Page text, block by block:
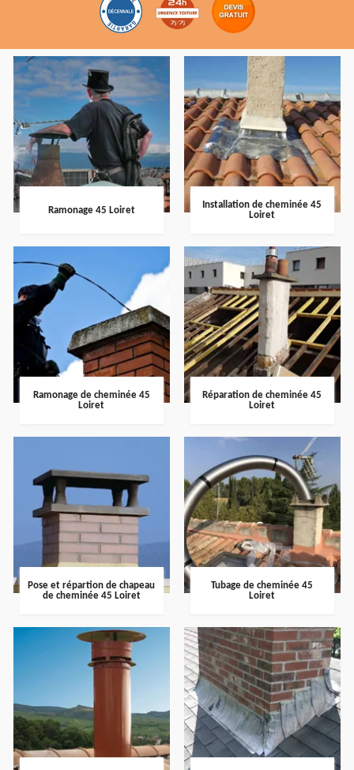
Ramonage 45 Loiret
Installation de cheminée 45
Loiret
Ramonage de cheminée 45
Loiret
Réparation de cheminée 45
Loiret
Pose et répartion de chapeau
de cheminée 45 Loiret
Tubage de cheminée 45
Loiret